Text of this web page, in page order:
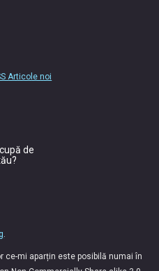
Articole noi
de
ce-mi aparțin este posibilă numai în